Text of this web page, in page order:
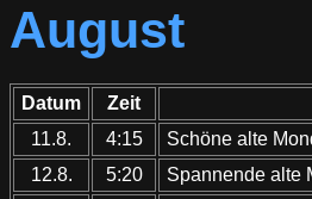
August
Datum
Zeit
11.8.
4:15
Schöne alte
12.8.
5:20
Spannende alte